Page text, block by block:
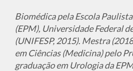
Biomédica pela Escola
(EPM), Universidade Federal
(UNIFESP, 2015). Mestra
em Ciências (Medicina) pelo
graduação em Urologia da